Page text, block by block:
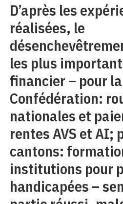
D’après les
réalisées, le
les plus
financier – pour la
Confédération:
nationales et
rentes AVS et AI;
cantons:
institutions pour
handicapées –